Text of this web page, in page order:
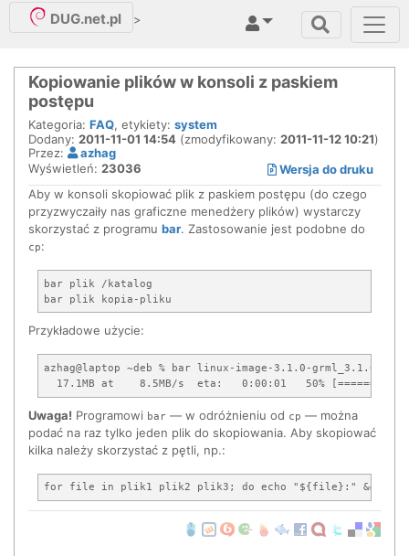
DUG.net.pl >
Kopiowanie plików w konsoli z paskiem
postępu
Kategoria: FAQ, etykiety: system
Dodany: 2011-11-01 14:54 (zmodyfikowany: 2011-11-12 10:21)
Przez:
azhag
Wersja do druku
Wyświetleń: 23036
Aby w konsoli skopiować plik z paskiem postępu (do czego
przyzwyczaiły nas graficzne menedżery plików) wystarczy
skorzystać z programu bar. Zastosowanie jest podobne do
cp:
bar plik /katalog
Przykładowe użycie:
azhag@laptop ~deb % bar linux-image-3.1.0-
Uwaga! Programowi bar — w odróżnieniu od cp — można
podać na raz tylko jeden plik do skopiowania. Aby skopiować
kilka należy skorzystać z pętli, np.: